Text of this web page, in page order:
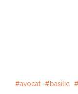
avocat basilic